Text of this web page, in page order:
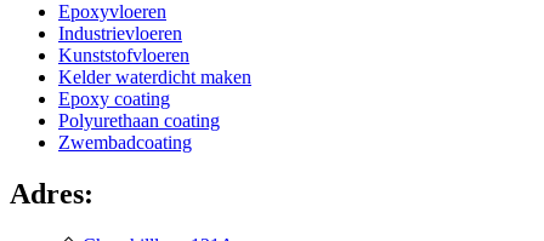
Epoxyvloeren
Industrievloeren
Kunststofvloeren
Kelder waterdicht maken
Epoxy coating
Polyurethaan coating
Zwembadcoating
Adres: